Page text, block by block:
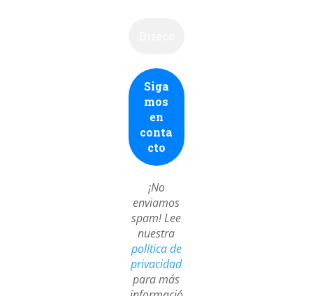
¡No
enviamos
spam! Lee
nuestra
política de
privacidad
para más